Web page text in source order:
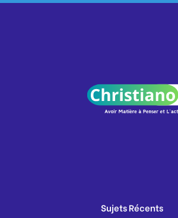
Sujets Récents